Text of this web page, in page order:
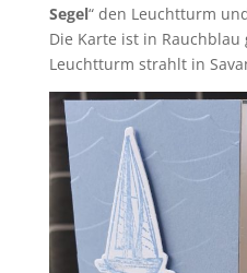
Segel“ den Leuchtturm
Die Karte ist in
Leuchtturm strahlt in